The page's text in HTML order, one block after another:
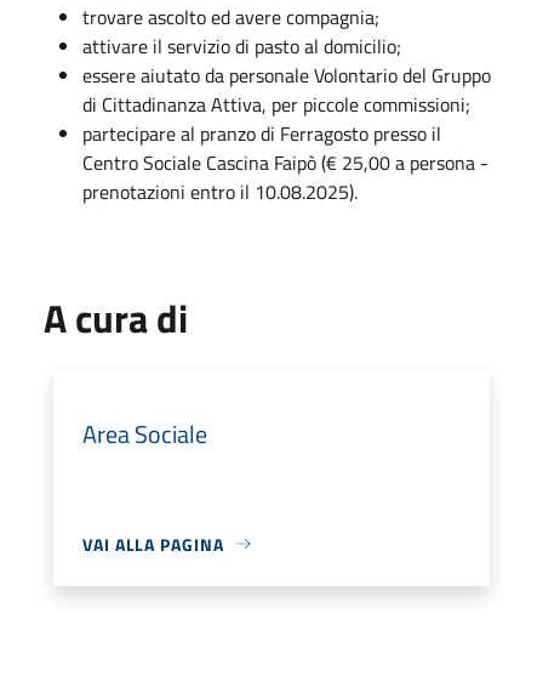
trovare ascolto ed avere compagnia;
attivare il servizio di pasto al domicilio;
essere aiutato da personale Volontario del Gruppo
di Cittadinanza Attiva, per piccole commissioni;
partecipare al pranzo di Ferragosto presso il
Centro Sociale Cascina Faipò (€ 25,00 a persona -
prenotazioni entro il 10.08.2025).
A cura di
Area Sociale
VAI ALLA PAGINA